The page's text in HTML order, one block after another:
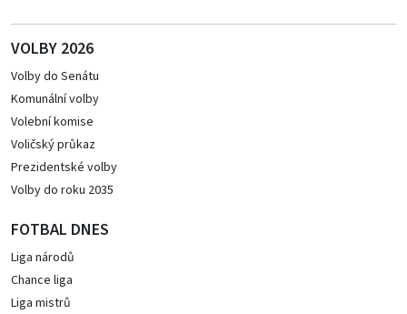
VOLBY 2026
Volby do Senátu
Komunální volby
Volební komise
Voličský průkaz
Prezidentské volby
Volby do roku 2035
FOTBAL DNES
Liga národů
Chance liga
Liga mistrů